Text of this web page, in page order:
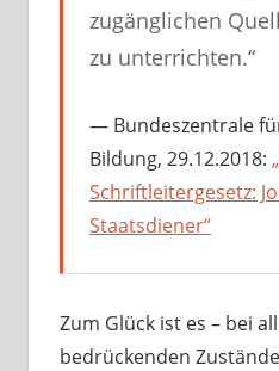
zugänglichen
zu unterrichten.“
Bundeszentrale
Bildung, 29.12.2018:
Schriftleitergesetz:
Staatsdiener“
Zum Glück ist es – bei
bedrückenden